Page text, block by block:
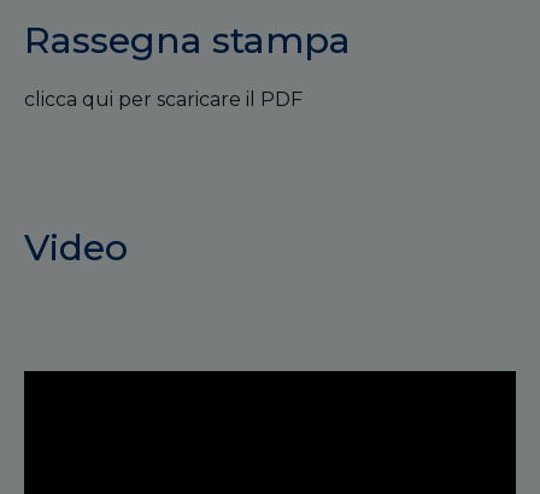
Rassegna stampa
clicca qui per scaricare il PDF
Video